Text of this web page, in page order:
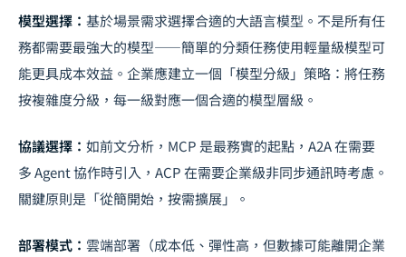
模型選擇： 基於場景需求選擇合適的大語言模型。不是所有任
務都需要最強大的模型——簡單的分類任務使用輕量級模型可
能更具成本效益。企業應建立一個「模型分級」策略：將任務
按複雜度分級，每一級對應一個合適的模型層級。
協議選擇： 如前文分析，MCP 是最務實的起點，A2A 在需要
多 Agent 協作時引入，ACP 在需要企業級非同步通訊時考慮。
關鍵原則是「從簡開始，按需擴展」。
部署模式： 雲端部署（成本低、彈性高，但數據可能離開企業